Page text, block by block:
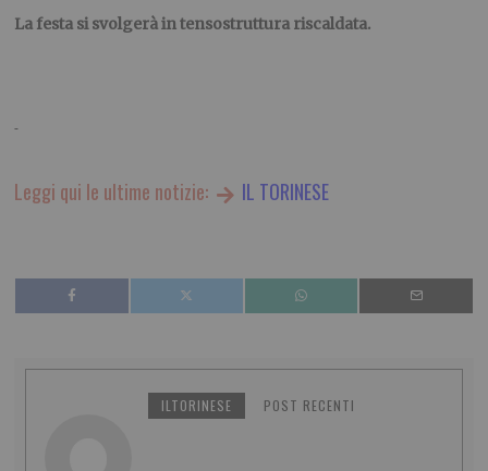
La festa si svolgerà in tensostruttura riscaldata.
Leggi qui le ultime notizie: IL TORINESE
ILTORINESE POST RECENTI